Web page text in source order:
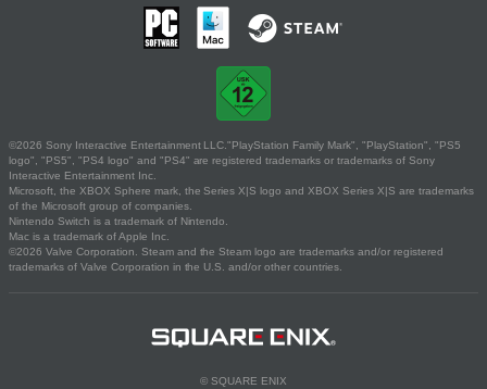
©2026 Sony Interactive Entertainment LLC."PlayStation Family Mark", "PlayStation", "PS5
logo", "PS5", "PS4 logo" and "PS4" are registered trademarks or trademarks of Sony
Interactive Entertainment Inc.
Microsoft, the XBOX Sphere mark, the Series X|S logo and XBOX Series X|S are trademarks
of the Microsoft group of companies.
Nintendo Switch is a trademark of Nintendo.
Mac is a trademark of Apple Inc.
©2026 Valve Corporation. Steam and the Steam logo are trademarks and/or registered
trademarks of Valve Corporation in the U.S. and/or other countries.
© SQUARE ENIX